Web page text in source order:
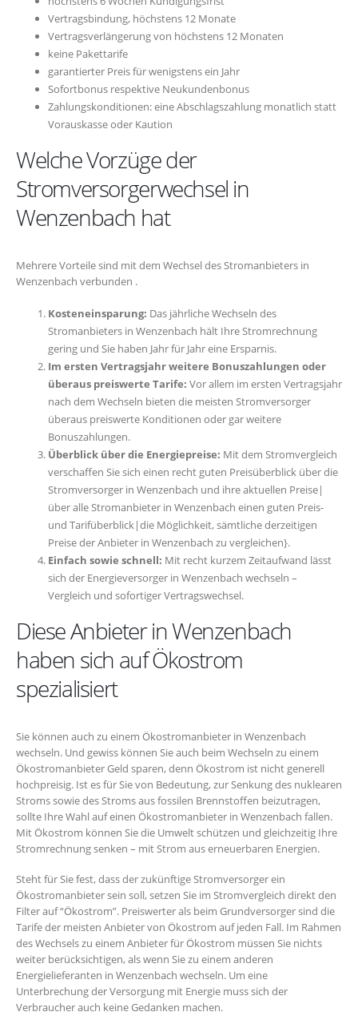
Vertragsbindung, höchstens 12 Monate
Vertragsverlängerung von höchstens 12 Monaten
keine Pakettarife
garantierter Preis für wenigstens ein Jahr
Sofortbonus respektive Neukundenbonus
Zahlungskonditionen: eine Abschlagszahlung monatlich statt
Vorauskasse oder Kaution
Welche Vorzüge der
Stromversorgerwechsel in
Wenzenbach hat
Mehrere Vorteile sind mit dem Wechsel des Stromanbieters in
Wenzenbach verbunden .
Kosteneinsparung: Das jährliche Wechseln des
Stromanbieters in Wenzenbach hält Ihre Stromrechnung
gering und Sie haben Jahr für Jahr eine Ersparnis.
Im ersten Vertragsjahr weitere Bonuszahlungen oder
überaus preiswerte Tarife: Vor allem im ersten Vertragsjahr
nach dem Wechseln bieten die meisten Stromversorger
überaus preiswerte Konditionen oder gar weitere
Bonuszahlungen.
Überblick über die Energiepreise: Mit dem Stromvergleich
verschaffen Sie sich einen recht guten Preisüberblick über die
Stromversorger in Wenzenbach und ihre aktuellen Preise|
über alle Stromanbieter in Wenzenbach einen guten Preis-
und Tarifüberblick|die Möglichkeit, sämtliche derzeitigen
Preise der Anbieter in Wenzenbach zu vergleichen}.
Einfach sowie schnell: Mit recht kurzem Zeitaufwand lässt
sich der Energieversorger in Wenzenbach wechseln –
Vergleich und sofortiger Vertragswechsel.
Diese Anbieter in Wenzenbach
haben sich auf Ökostrom
spezialisiert
Sie können auch zu einem Ökostromanbieter in Wenzenbach
wechseln. Und gewiss können Sie auch beim Wechseln zu einem
Ökostromanbieter Geld sparen, denn Ökostrom ist nicht generell
hochpreisig. Ist es für Sie von Bedeutung, zur Senkung des nuklearen
Stroms sowie des Stroms aus fossilen Brennstoffen beizutragen,
sollte Ihre Wahl auf einen Ökostromanbieter in Wenzenbach fallen.
Mit Ökostrom können Sie die Umwelt schützen und gleichzeitig Ihre
Stromrechnung senken – mit Strom aus erneuerbaren Energien.
Steht für Sie fest, dass der zukünftige Stromversorger ein
Ökostromanbieter sein soll, setzen Sie im Stromvergleich direkt den
Filter auf “Ökostrom”. Preiswerter als beim Grundversorger sind die
Tarife der meisten Anbieter von Ökostrom auf jeden Fall. Im Rahmen
des Wechsels zu einem Anbieter für Ökostrom müssen Sie nichts
weiter berücksichtigen, als wenn Sie zu einem anderen
Energielieferanten in Wenzenbach wechseln. Um eine
Unterbrechung der Versorgung mit Energie muss sich der
Verbraucher auch keine Gedanken machen.